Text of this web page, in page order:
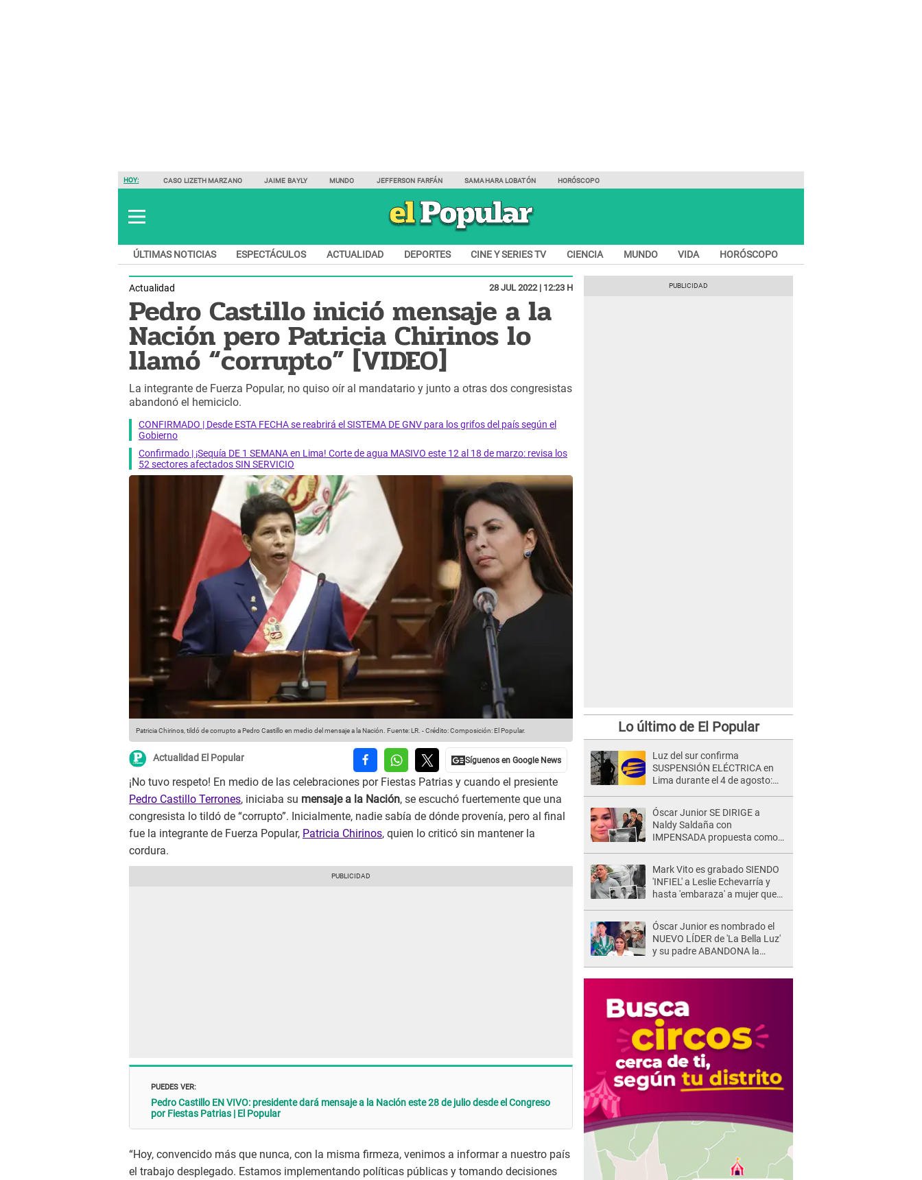
HOY: CASO LIZETH MARZANO JAIME BAYLY MUNDO JEFFERSON FARFÁN SAMAHARA LOBATÓN HORÓSCOPO
ÚLTIMAS NOTICIAS ESPECTÁCULOS ACTUALIDAD DEPORTES CINE Y SERIES TV CIENCIA MUNDO VIDA HORÓSCOPO
Actualidad 28 JUL 2022 | 12:23 H
Pedro Castillo inició mensaje a la
Nación pero Patricia Chirinos lo
llamó “corrupto” [VIDEO]
La integrante de Fuerza Popular, no quiso oír al mandatario y junto a otras dos congresistas
abandonó el hemiciclo.
CONFIRMADO | Desde ESTA FECHA se reabrirá el SISTEMA DE GNV para los grifos del país según el
Gobierno
Confirmado | ¡Sequía DE 1 SEMANA en Lima! Corte de agua MASIVO este 12 al 18 de marzo: revisa los
52 sectores afectados SIN SERVICIO
Patricia Chirinos, tildó de corrupto a Pedro Castillo en medio del mensaje a la Nación. Fuente: LR. -Crédito: Composición: El Popular.
Actualidad El Popular
¡No tuvo respeto! En medio de las celebraciones por Fiestas Patrias y cuando el presiente
Pedro Castillo Terrones, iniciaba su mensaje a la Nación, se escuchó fuertemente que una
congresista lo tildó de “corrupto”. Inicialmente, nadie sabía de dónde provenía, pero al final
fue la integrante de Fuerza Popular, Patricia Chirinos, quien lo criticó sin mantener la
cordura.
PUEDES VER:
Pedro Castillo EN VIVO: presidente dará mensaje a la Nación este 28 de julio desde el Congreso
por Fiestas Patrias | El Popular
“Hoy, convencido más que nunca, con la misma firmeza, venimos a informar a nuestro país
el trabajo desplegado. Estamos implementando políticas públicas y tomando decisiones
Lo último de El Popular
Luz del sur confirma
SUSPENSIÓN ELÉCTRICA en
Lima durante el 4 de agosto:
afectadas
Óscar Junior SE DIRIGE a
Naldy Saldaña con
IMPENSADA propuesta como
Mark Vito es grabado SIENDO
'INFIEL' a Leslie Echevarría y
hasta 'embaraza' a mujer que
desgraciado! "
Óscar Junior es nombrado el
NUEVO LÍDER de 'La Bella Luz'
y su padre ABANDONA la